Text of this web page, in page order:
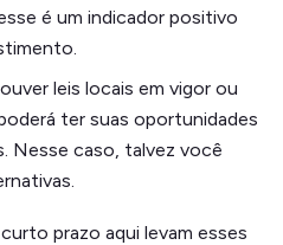
é um indicador positivo
leis locais em vigor ou
ter suas oportunidades
Nesse caso, talvez você
prazo aqui levam esses